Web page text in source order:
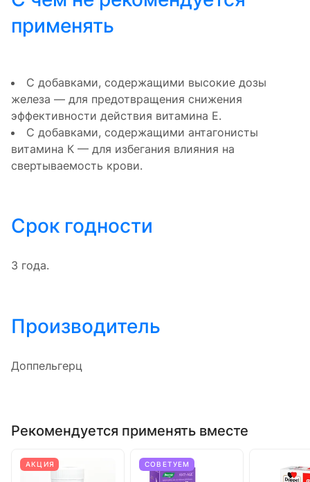
применять
С добавками, содержащими высокие дозы
железа — для предотвращения снижения
эффективности действия витамина Е.
С добавками, содержащими антагонисты
витамина К — для избегания влияния на
свертываемость крови.
Срок годности
3 года.
Производитель
Доппельгерц
Рекомендуется применять вместе
АКЦИЯ СОВЕТУЕМ